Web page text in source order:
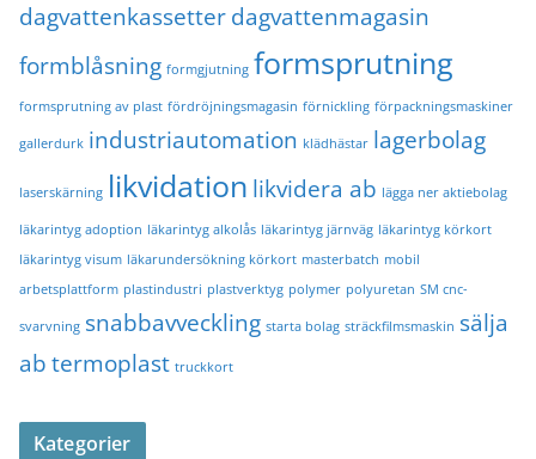
dagvattenkassetterdagvattenmagasin
formblåsning formgjutning formsprutning
formsprutning av plast fördröjningsmagasin förnickling förpackningsmaskiner
gallerdurk industriautomation klädhästar lagerbolag
laserskärning likvidation likvidera ab lägga ner aktiebolag
läkarintyg adoption läkarintyg alkolås läkarintyg järnväg läkarintyg körkort
läkarintyg visum läkarundersökning körkort masterbatch mobil
arbetsplattform plastindustri plastverktyg polymer polyuretan SM cnc-
svarvning snabbavveckling starta bolag sträckfilmsmaskin sälja
abtermoplast truckkort
Kategorier